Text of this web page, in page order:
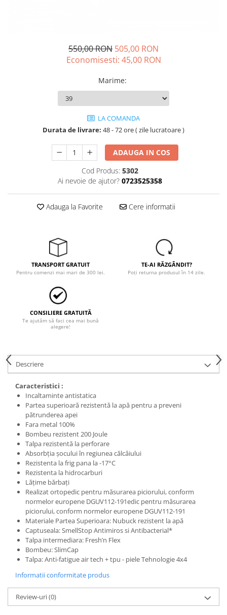
Foarfece de tuns gard viu si
Masini si tractorase de tuns
Motocoase termice
Motosape si motoburghie
Motosapatoare
Hidrofoare
Motopompe
Pompe de suprafata
Pompe submersibile
Prim ajutor
Protecția ochilor
Protecția respirației
Protecția urechilor
Scule de mana
Capsatoare , multifuncionale si
pistoale silicon
Chei si truse chei
Ciocane , clesti si foarfeci
Debitare gresie / faianta si geamuri
Echipamente atelier
Fierastraie si topoare
Gletiere , spacluri si cuttere
Pensule si trafaleti
Scari , lize si depozitare
Unelte pentru masurat
Aparate de masura si detectie
Echere si compasuri
550,00 RON 505,00 RON
Economisesti: 45,00 RON
Marime:
LA COMANDA
Durata de livrare: 48 - 72 ore ( zile lucratoare )
ADAUGA IN COS
Cod Produs: 5302
Ai nevoie de ajutor? 0723525358
Adauga la Favorite Cere informatii
TRANSPORT GRATUIT
Pentru comenzi mai mari de 300 lei.
TE-AI RĂZGÂNDIT?
Poți returna produsul în 14 zile.
CONSILIERE GRATUITĂ
Te ajutăm să faci cea mai bună
alegere!
Descriere
Caracteristici :
Incaltaminte antistatica
Partea superioară rezistentă la apă pentru a preveni
pătrunderea apei
Fara metal 100%
Bombeu rezistent 200 Joule
Talpa rezistentă la perforare
Absorbția șocului în regiunea călcâiului
Rezistenta la frig pana la -17°C
Rezistenta la hidrocarburi
Lățime bărbați
Realizat ortopedic pentru măsurarea piciorului, conform
normelor europene DGUV112-191edic pentru măsurarea
piciorului, conform normelor europene DGUV112-191
Materiale Partea Superioara: Nubuck rezistent la apă
Captuseala: SmellStop Antimiros si Antibacterial*
Talpa intermediara: Fresh’n Flex
Bombeu: SlimCap
Talpa: Anti-fatigue air tech + tpu - piele Tehnologie 4x4
Informatii conformitate produs
Review-uri(0)